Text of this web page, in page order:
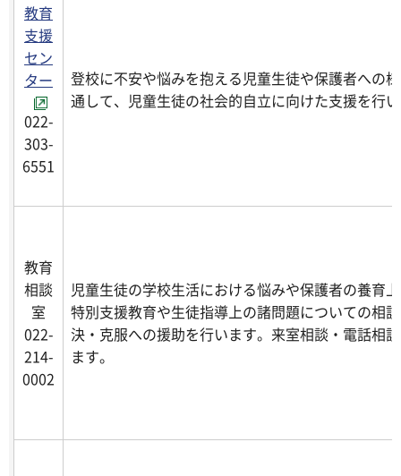
教育
支援
セン
ター
022-
303-
6551
登校に不安や悩みを抱える児童生徒や保護者への
通して、児童生徒の社会的自立に向けた支援を行
教育
相談
室
022-
214-
0002
児童生徒の学校生活における悩みや保護者の養育
特別支援教育や生徒指導上の諸問題についての相
決・克服への援助を行います。来室相談・電話相
ます。